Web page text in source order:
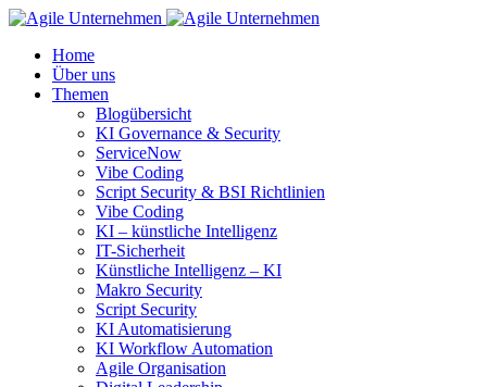
Home
Über uns
Themen
Blogübersicht
KI Governance & Security
ServiceNow
Vibe Coding
Script Security & BSI Richtlinien
Vibe Coding
KI – künstliche Intelligenz
IT-Sicherheit
Künstliche Intelligenz – KI
Makro Security
Script Security
KI Automatisierung
KI Workflow Automation
Agile Organisation